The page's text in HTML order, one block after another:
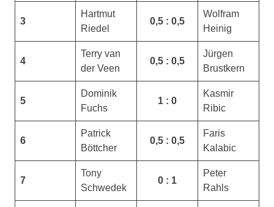
3
Hartmut
Riedel
0,5 : 0,5
Wolfram
Heinig
4
Terry van
der Veen
0,5 : 0,5
Jürgen
Brustkern
5
Dominik
Fuchs
1 : 0
Kasmir
Ribic
6
Patrick
Böttcher
0,5 : 0,5
Faris
Kalabic
7
Tony
Schwedek
0 : 1
Peter
Rahls